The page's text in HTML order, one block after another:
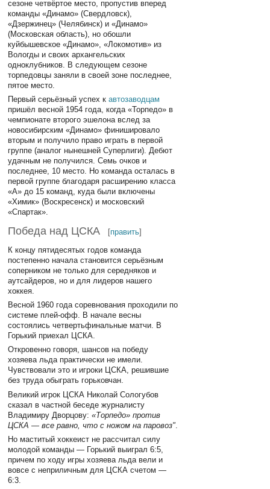
сезоне четвёртое место, пропустив вперед
команды «Динамо» (Свердловск),
«Дзержинец» (Челябинск) и «Динамо»
(Московская область), но обошли
куйбышевское «Динамо», «Локомотив» из
Вологды и своих архангельских
одноклубников. В следующем сезоне
торпедовцы заняли в своей зоне последнее,
пятое место.
Первый серьёзный успех кавтозаводцам
пришёл весной 1954 года, когда «Торпедо» в
чемпионате второго эшелона вслед за
новосибирским «Динамо» финишировало
вторым и получило право играть в первой
группе (аналог нынешней Суперлиги). Дебют
удачным не получился. Семь очков и
последнее, 10 место. Но команда осталась в
первой группе благодаря расширению класса
«А» до 15 команд, куда были включены
«Химик» (Воскресенск) и московский
«Спартак».
Победа над ЦСКА [править]
К концу пятидесятых годов команда
постепенно начала становится серьёзным
соперником не только для середняков и
аутсайдеров, но и для лидеров нашего
хоккея.
Весной 1960 года соревнования проходили по
системе плей-офф. В начале весны
состоялись четвертьфинальные матчи. В
Горький приехал ЦСКА.
Откровенно говоря, шансов на победу
хозяева льда практически не имели.
Чувствовали это и игроки ЦСКА, решившие
без труда обыграть горьковчан.
Великий игрок ЦСКА Николай Сологубов
сказал в частной беседе журналисту
Владимиру Дворцову:«Торпедо» против
ЦСКА — все равно, что с ножом на паровоз"
Но маститый хоккеист не рассчитал силу
молодой команды — Горький выиграл 6:5,
причем по ходу игры хозяева льда вели и
вовсе с неприличным для ЦСКА счетом —
6:3.